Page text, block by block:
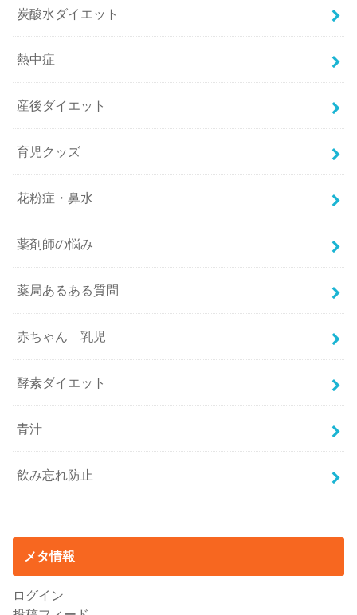
炭酸水ダイエット
熱中症
産後ダイエット
育児クッズ
花粉症・鼻水
薬剤師の悩み
薬局あるある質問
赤ちゃん 乳児
酵素ダイエット
青汁
飲み忘れ防止
メタ情報
ログイン